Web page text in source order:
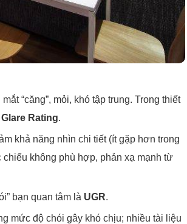
“căng”, mỏi, khó tập trung. Trong thiết
Rating.
khả năng nhìn chi tiết (ít gặp hơn trong
không phù hợp, phản xạ mạnh từ
bạn quan tâm là UGR.
mức độ chói gây khó chịu; nhiều tài liệu